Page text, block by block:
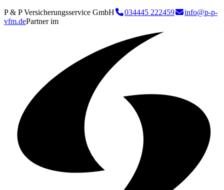
P & P Versicherungsservice GmbH 034445 222459
info@p-p-
vfm.dePartner im